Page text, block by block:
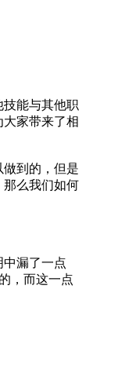
能与其他职
家带来了相
到的，但是
那么我们如何
漏了一点
，而这一点